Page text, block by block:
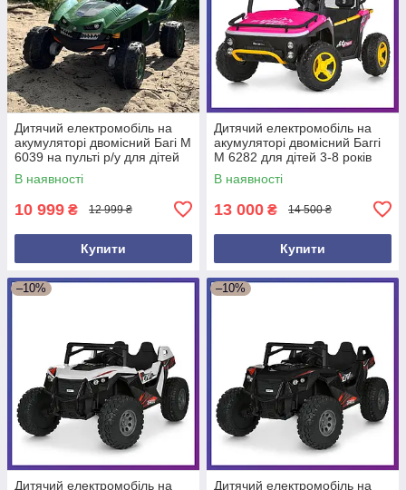
Дитячий електромобіль на
акумуляторі двомісний Багі M
6039 на пульті р/у для дітей
від 3 до 8 років Зелений
В наявності
10 999 ₴ 12 999 ₴
Купити
Дитячий електромобіль на
акумуляторі двомісний Баггі
M 6282 для дітей 3-8 років
Рожевий
В наявності
13 000 ₴ 14 500 ₴
Купити
–10%
Дитячий електромобіль на
–10%
Дитячий електромобіль на